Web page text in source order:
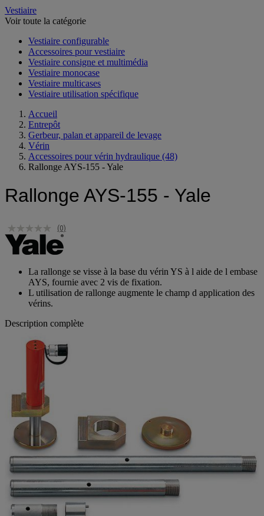
Vestiaire
Vestiaire configurable
Accessoires pour vestiaire
Vestiaire consigne et multimédia
Vestiaire monocase
Vestiaire multicases
Accueil
Entrepôt
Gerbeur, palan et appareil de levage
Vérin
Accessoires pour vérin hydraulique
Rallonge AYS-155 - Yale
(0)
La rallonge se visse à la base du vérin YS à l aide de l embase
AYS, fournie avec 2 vis de fixation.
L utilisation de rallonge augmente le champ d application des